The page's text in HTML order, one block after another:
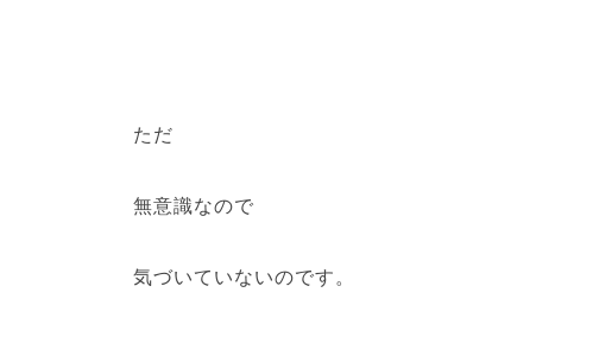
ただ
無意識なので
気づいていないのです。